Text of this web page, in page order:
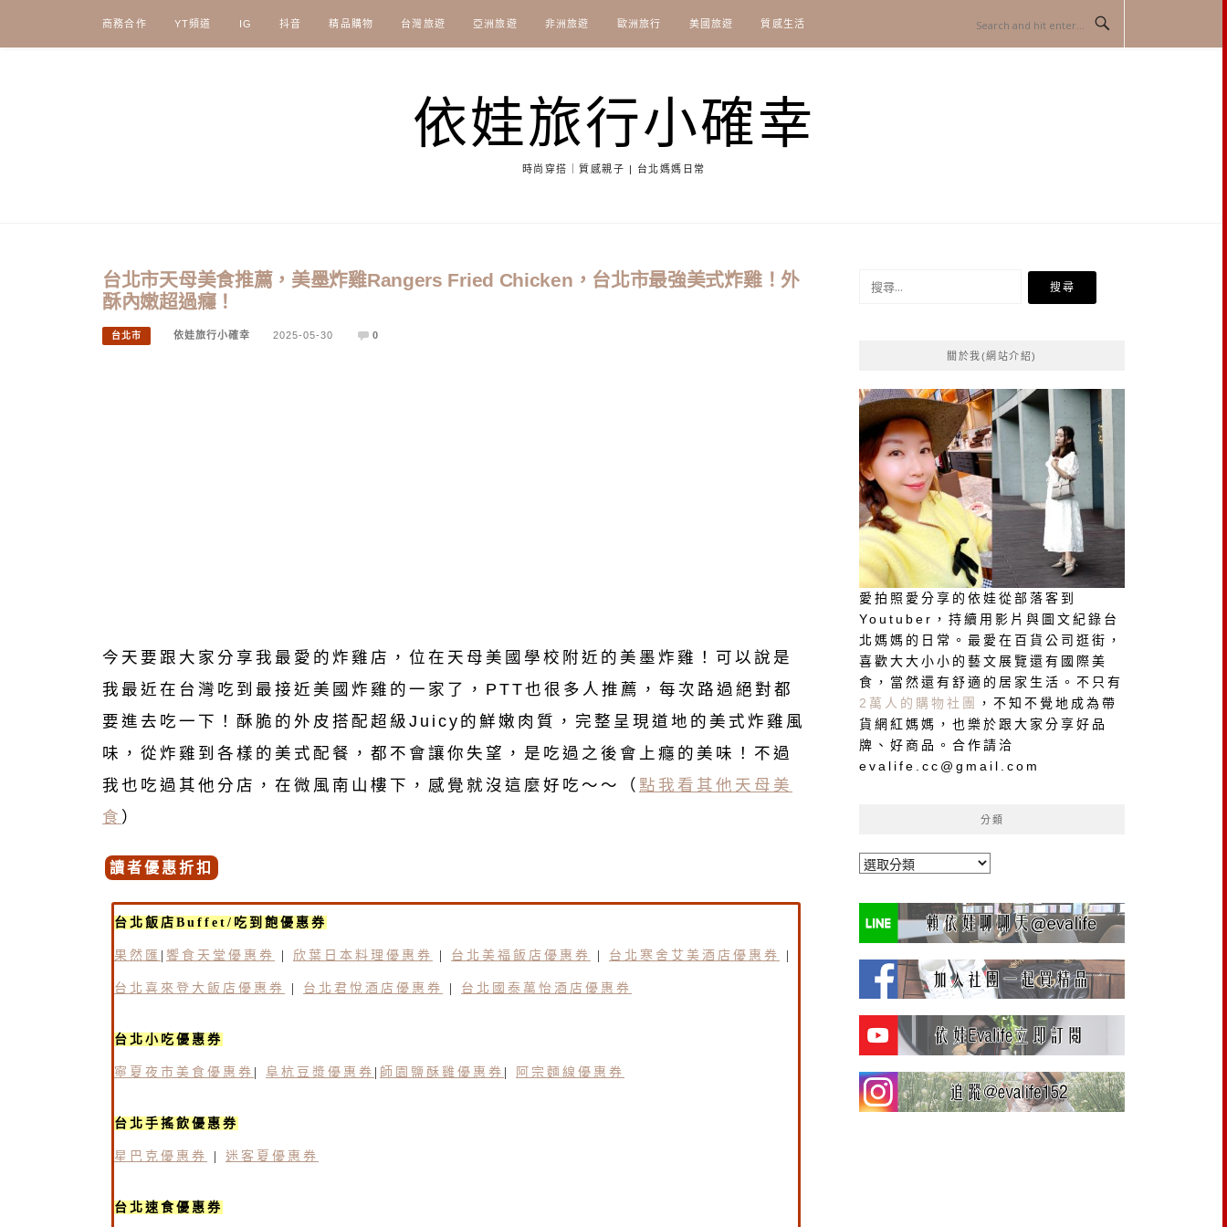
content
商務合作 YT頻道 IG 抖音 精品購物 台灣旅遊 亞洲旅遊 非洲旅遊 歐洲旅行 美國旅遊 質感生活
依娃旅行小確幸
時尚穿搭｜質感親子 | 台北媽媽日常
台北市天母美食推薦，美墨炸雞Rangers Fried Chicken，台北市最強美式炸雞！外
酥內嫩超過癮！
台北市 依娃旅行小確幸 2025-05-30 0
今天要跟大家分享我最愛的炸雞店，位在天母美國學校附近的美墨炸雞！可以說是
我最近在台灣吃到最接近美國炸雞的一家了，PTT也很多人推薦，每次路過絕對都
要進去吃一下！酥脆的外皮搭配超級Juicy的鮮嫩肉質，完整呈現道地的美式炸雞風
味，從炸雞到各樣的美式配餐，都不會讓你失望，是吃過之後會上癮的美味！不過
我也吃過其他分店，在微風南山樓下，感覺就沒這麼好吃～～（ 點我看其他天母美
食 ）
讀者優惠折扣
台北飯店Buffet/吃到飽優惠券
果然匯 饗食天堂優惠券 欣葉日本料理優惠券 台北美福飯店優惠券 台北寒舍艾美酒店優惠券
台北喜來登大飯店優惠券 台北君悅酒店優惠券 台北國泰萬怡酒店優惠券
台北小吃優惠券
寧夏夜市美食優惠券 阜杭豆漿優惠券 師園鹽酥雞優惠券 阿宗麵線優惠券
台北手搖飲優惠券
星巴克優惠券 迷客夏優惠券
台北速食優惠券
搜
關於我(網站介紹)
愛拍照愛分享的依娃從部落客到
Youtuber，持續用影片與圖文紀錄台
北媽媽的日常。最愛在百貨公司逛街，
喜歡大大小小的藝文展覽還有國際美
食，當然還有舒適的居家生活。不只有
2萬人的購物社團
，不知不覺地成為帶
貨網紅媽媽，也樂於跟大家分享好品
牌、好商品。合作請洽
evalife.cc@gmail.com
分類
分